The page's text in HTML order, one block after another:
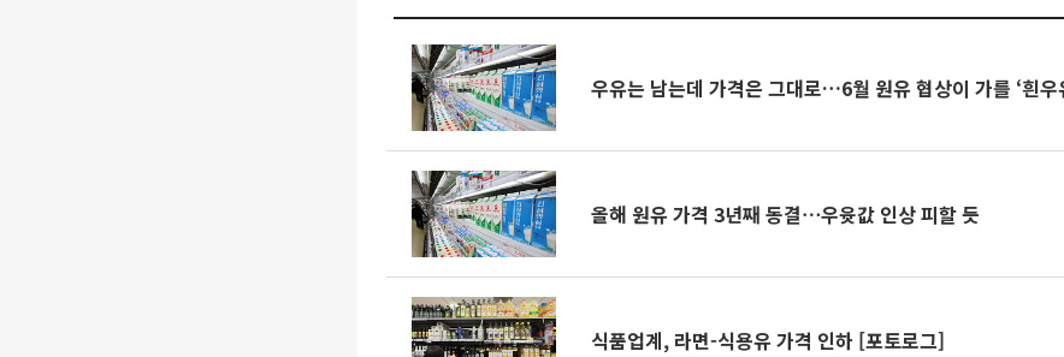
우유는 남는데 가격은 그대로…6월 원유 협상이 가를 ‘흰우
올해 원유 가격 3년째 동결⋯우윳값 인상 피할 듯
식품업계, 라면-식용유 가격 인하 [포토로그]